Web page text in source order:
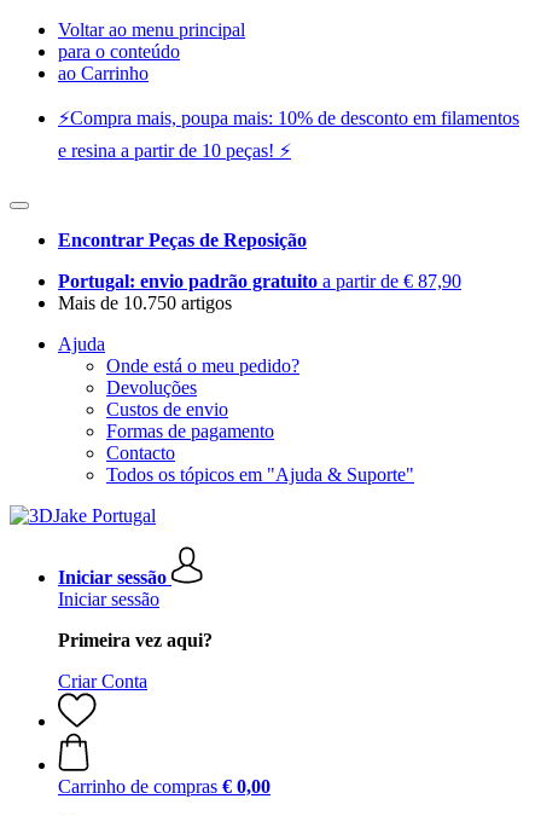
Voltar ao menu principal
para o conteúdo
ao Carrinho
⚡️Compra mais, poupa mais: 10% de desconto em filamentos
e resina a partir de 10 peças! ⚡️
Encontrar Peças de Reposição
Portugal: envio padrão gratuito a partir de € 87,90
Mais de 10.750 artigos
Ajuda
Onde está o meu pedido?
Devoluções
Custos de envio
Formas de pagamento
Contacto
Todos os tópicos em "Ajuda & Suporte"
Iniciar sessão
Iniciar sessão
Primeira vez aqui?
Criar Conta
Carrinho de compras € 0,00